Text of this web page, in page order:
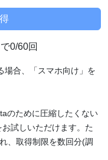
0/60回
場合、「スマホ向け」を
のために圧縮したくない
試しいただけます。た
、取得制限を数回分(調